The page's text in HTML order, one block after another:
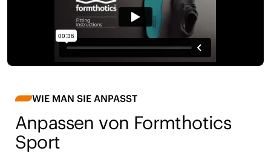
WIE MAN SIE ANPASST
Anpassen von Formthotics
Sport